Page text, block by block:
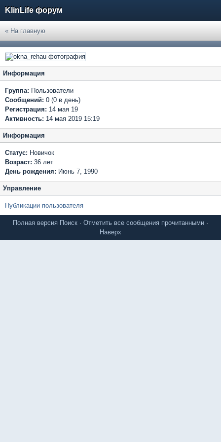
KlinLife форум
« На главную
Информация
Группа: Пользователи
Сообщений: 0 (0 в день)
Регистрация: 14 мая 19
Активность: 14 мая 2019 15:19
Информация
Статус: Новичок
Возраст: 36 лет
День рождения: Июнь 7, 1990
Управление
Публикации пользователя
Полная версия Поиск · Отметить все сообщения прочитанными ·
Наверх